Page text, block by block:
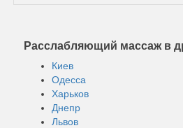
Расслабляющий массаж в
Киев
Одесса
Харьков
Днепр
Львов